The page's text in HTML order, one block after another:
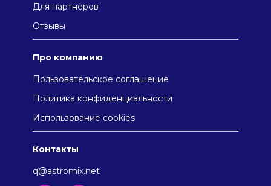
Для партнеров
Отзывы
Про компанию
Пользовательское соглашение
Политика конфиденциальности
Использование cookies
Контакты
q@astromix.net